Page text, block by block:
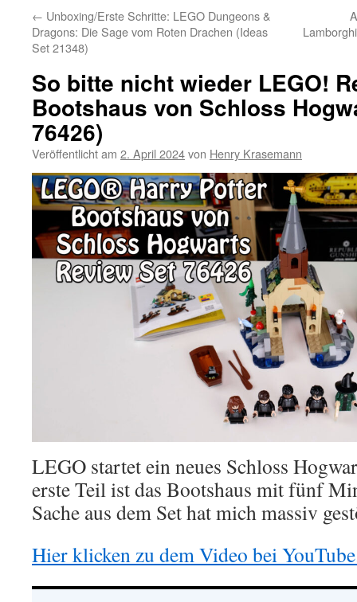
← Unboxing/Erste Schritte: LEGO Dungeons &
Dragons: Die Sage vom Roten Drachen (Ideas
Set 21348)
So bitte nicht wieder LEGO!
Bootshaus von Schloss
76426)
Veröffentlicht am 2. April 2024von Henry Krasemann
LEGO startet ein neues Schloss
erste Teil ist das Bootshaus mit fünf
Sache aus dem Set hat mich massiv
Hier klicken zu dem Video bei